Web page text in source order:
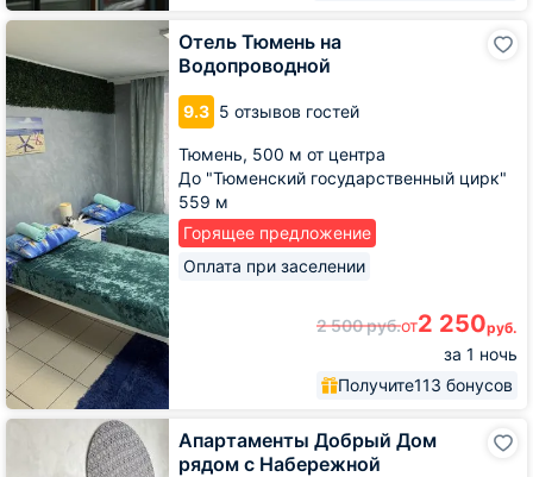
Отель Тюмень на
Водопроводной
9.3 5 отзывов гостей
Тюмень, 500 м от центра
До "Тюменский государственный цирк"
559 м
Горящее предложение
Оплата при заселении
2 500руб.от2 250руб.
за 1 ночь
Получите113 бонусов
Отель
Тюмень
на
Водопроводной
Апартаменты Добрый Дом
рядом с Набережной
Апартаменты